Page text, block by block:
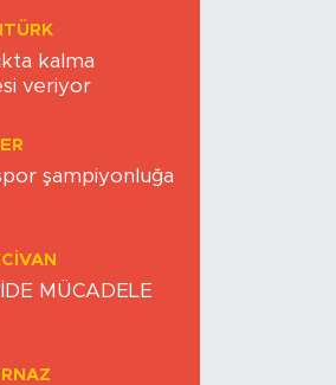
kalma
veriyor
şampiyonluğa
MÜCADELE